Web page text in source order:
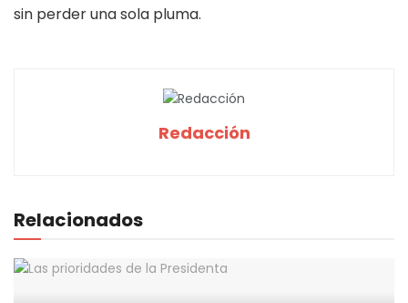
sin perder una sola pluma.
Redacción
Relacionados